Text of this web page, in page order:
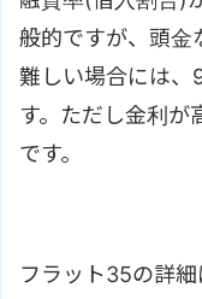
般的ですが、頭金
難しい場合には、
す。ただし金利が
です。
フラット35の詳